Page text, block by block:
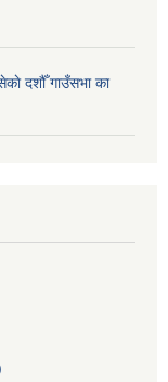
दशौँ गाउँसभा का